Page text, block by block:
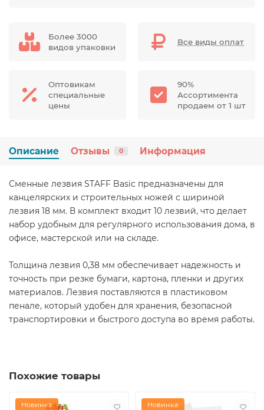
Более 3000
видов упаковки
Все виды оплат
Оптовикам
специальные
цены
90%
Ассортимента
продаем от 1 шт
Описание Отзывы 0 Информация
Сменные лезвия STAFF Basic предназначены для
канцелярских и строительных ножей с шириной
лезвия 18 мм. В комплект входит 10 лезвий, что делает
набор удобным для регулярного использования дома, в
офисе, мастерской или на складе.
Толщина лезвия 0,38 мм обеспечивает надежность и
точность при резке бумаги, картона, пленки и других
материалов. Лезвия поставляются в пластиковом
пенале, который удобен для хранения, безопасной
транспортировки и быстрого доступа во время работы.
Похожие товары
Новинка Новинка